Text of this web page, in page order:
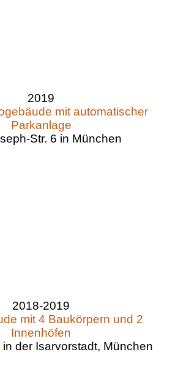
2019
mit automatischer
Parkanlage
Str. 6 in München
2018-2019
mit 4 Baukörpern und 2
Innenhöfen
in der Isarvorstadt, München